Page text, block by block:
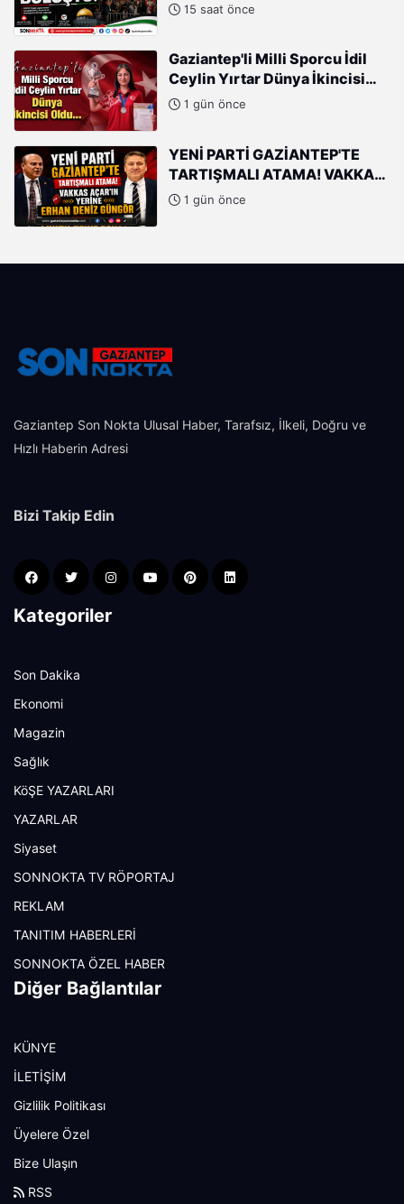
15 saat önce
Gaziantep'li Milli Sporcu İdil
Ceylin Yırtar Dünya İkincisi
Oldu1 gün önce
YENİ PARTİ GAZİANTEP'TE
TARTIŞMALI ATAMA! VAKKAS
AÇAR'IN YERİNE ERHAN DENİZ
1 gün önce
Gaziantep Son Nokta Ulusal Haber, Tarafsız, İlkeli, Doğru ve
Hızlı Haberin Adresi
Bizi Takip Edin
Kategoriler
Son Dakika
Ekonomi
Magazin
Sağlık
KöŞE YAZARLARI
YAZARLAR
Siyaset
SONNOKTA TV RÖPORTAJ
REKLAM
TANITIM HABERLERİ
SONNOKTA ÖZEL HABER
Diğer Bağlantılar
KÜNYE
İLETİŞİM
Gizlilik Politikası
Üyelere Özel
Bize Ulaşın
RSS